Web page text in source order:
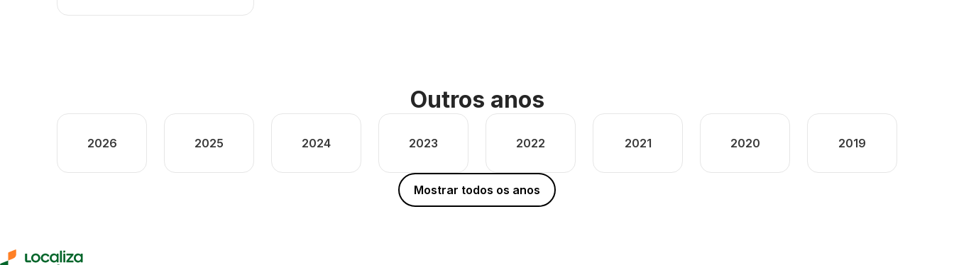
Outros anos
2026 2025 2024 2023 2022 2021 2020 2019
Mostrar todos os anos